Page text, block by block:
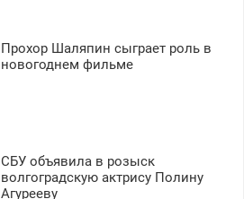
Прохор Шаляпин сыграет роль в
новогоднем фильме
СБУ объявила в розыск
волгоградскую актрису Полину
Агурееву